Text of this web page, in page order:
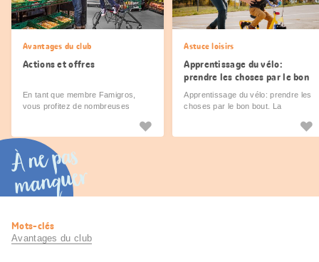
Avantages du club
Actions et offres
En tant que membre Famigros,
vous profitez de nombreuses
Astuce loisirs
Apprentissage du vélo:
prendre les choses par le bon
bout
Apprentissage du vélo: prendre les
choses par le bon bout. La
À ne pas
manquer
Informations
utiles
Mots-clés
Avantages du club